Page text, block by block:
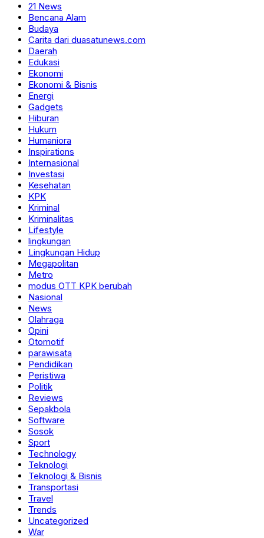
21 News
Bencana Alam
Budaya
Carita dari duasatunews.com
Daerah
Edukasi
Ekonomi
Ekonomi & Bisnis
Energi
Gadgets
Hiburan
Hukum
Humaniora
Inspirations
Internasional
Investasi
Kesehatan
KPK
Kriminal
Kriminalitas
Lifestyle
lingkungan
Lingkungan Hidup
Megapolitan
Metro
modus OTT KPK berubah
Nasional
News
Olahraga
Opini
Otomotif
parawisata
Pendidikan
Peristiwa
Politik
Reviews
Sepakbola
Software
Sosok
Sport
Technology
Teknologi
Teknologi & Bisnis
Transportasi
Travel
Trends
Uncategorized
War